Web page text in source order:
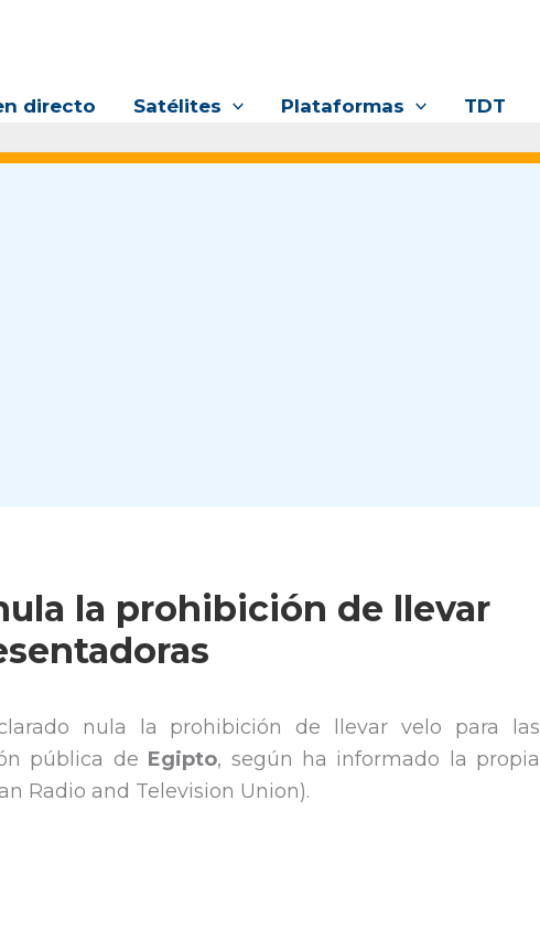
directo Satélites Plataformas TDT
la prohibición de llevar
nula la prohibición de llevar velo para las
pública de Egipto, según ha informado la propia
Radio and Television Union).